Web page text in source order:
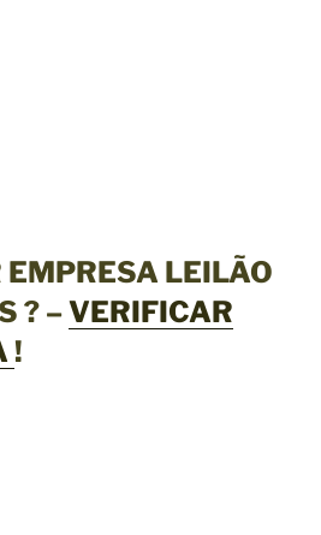
EMPRESA LEILÃO
? –VERIFICAR
!